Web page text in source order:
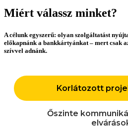
Miért válassz minket?
A célunk egyszerű: olyan szolgáltatást
előkapnánk a bankkártyánkat – mert csak
szívvel adnánk.
Korlátozott
Őszinte